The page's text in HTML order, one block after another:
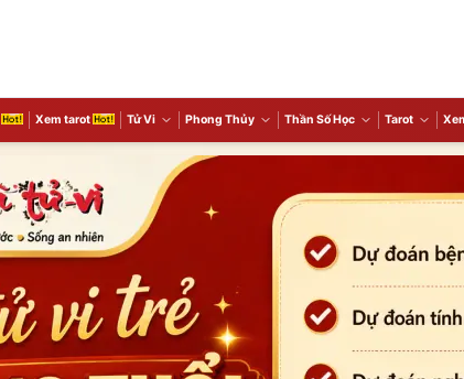
Xem tarot Tử Vi Phong Thủy Thần Số Học Tarot